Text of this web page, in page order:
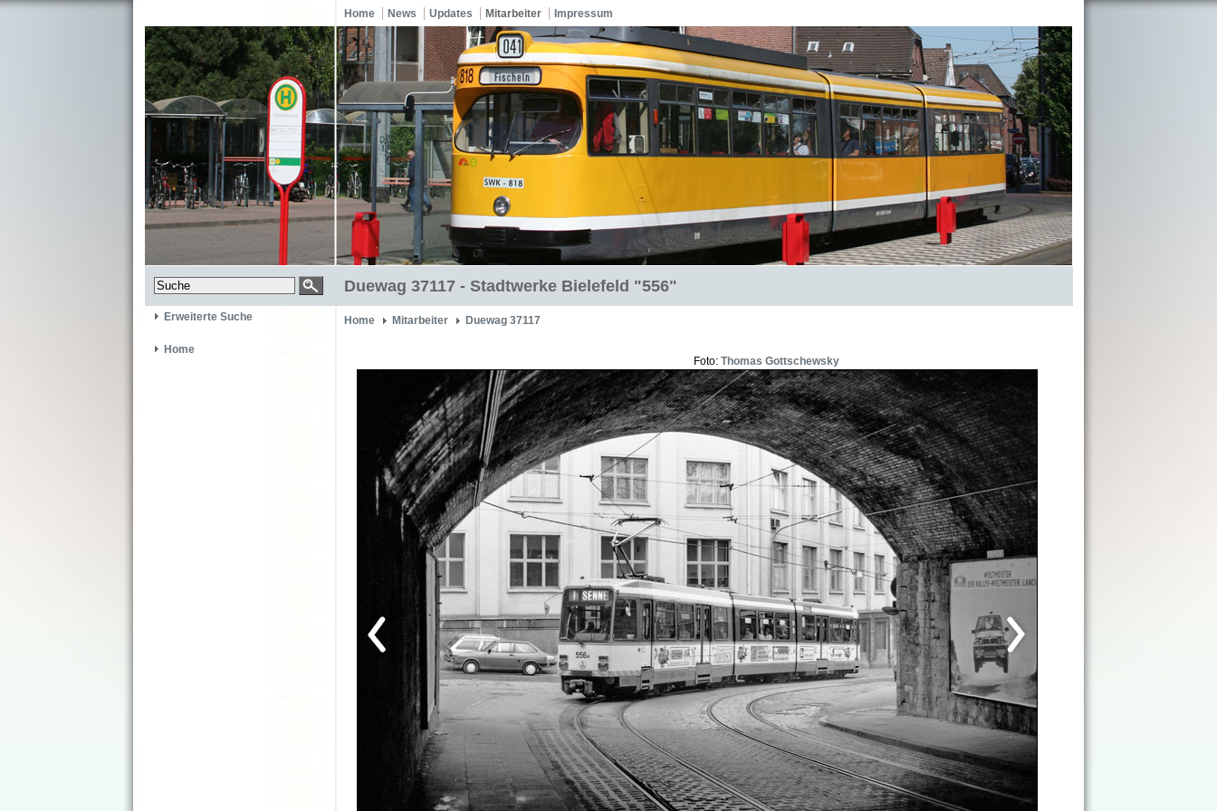
Home News Updates Mitarbeiter Impressum
Duewag 37117 - Stadtwerke Bielefeld "556"
Erweiterte Suche
Home
Home Mitarbeiter Duewag 37117
Foto: Thomas Gottschewsky